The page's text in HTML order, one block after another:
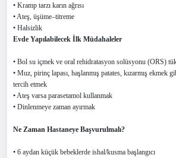
• Kramp tarzı karın ağrısı
• Ateş, üşüme–titreme
• Halsizlik
Evde Yapılabilecek İlk Müdahaleler
• Bol su içmek ve oral rehidratasyon solüsyonu (ORS)
• Muz, pirinç lapası, haşlanmış patates, kızarmış ekmek
tercih etmek
• Ateş varsa parasetamol kullanmak
• Dinlenmeye zaman ayırmak
Ne Zaman Hastaneye Başvurulmalı?
• 6 aydan küçük bebeklerde ishal/kusma başlangıcı